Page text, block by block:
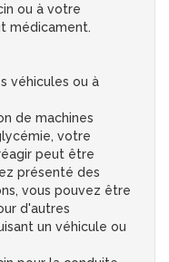
ou à votre
médicament.
véhicules ou à
de machines
votre
peut être
présenté des
vous pouvez être
d'autres
un véhicule ou